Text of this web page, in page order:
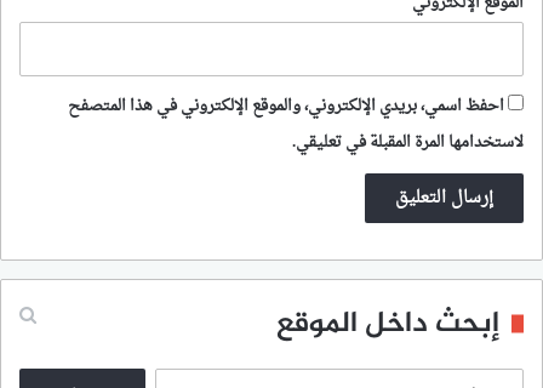
احفظ اسمي، بريدي الإلكتروني، والموقع الإلكتروني في هذا المتصفح
لاستخدامها المرة المقبلة في تعليقي.
إبحث داخل الموقع